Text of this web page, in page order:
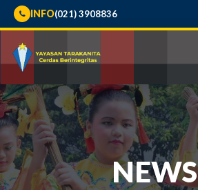
INFO(021) 3908836
NEWS